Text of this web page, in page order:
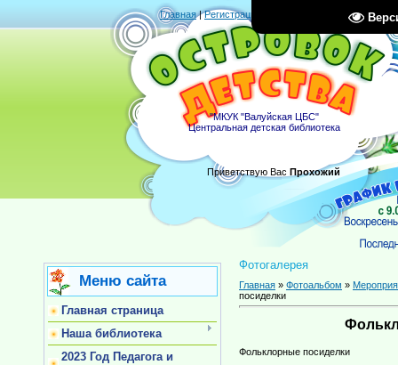
Главная|Регистрация
"МКУК "Валуйская ЦБС"
Центральная детская библиотека
Приветствую Вас Прохожий
Меню сайта
Главная страница
Наша библиотека
2023 Год Педагога и
Фотогалерея
Главная » Фотоальбом »
посиделки
Фольклорные посиделки